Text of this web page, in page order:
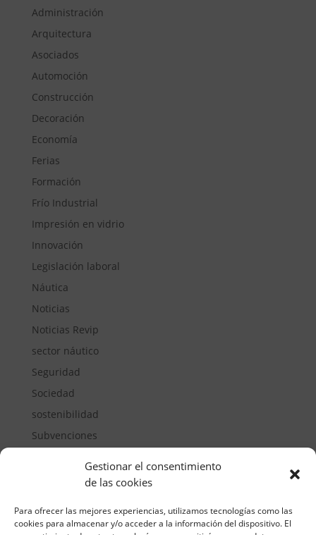
Gestionar el consentimiento
de las cookies
Para ofrecer las mejores experiencias, utilizamos tecnologías como las
cookies para almacenar y/o acceder a la información del dispositivo. El
Administración
Arquitectura
Asociados
Automoción
Construcción
Decoración
Economía
Ferias
Formación
Frío Industrial
Impresión en vidrio
Innovación
Legislación laboral
Náutica
Noticias
Noticias Revip
sector náutico
Seguridad
Sociedad
sostenibilidad
Subvenciones